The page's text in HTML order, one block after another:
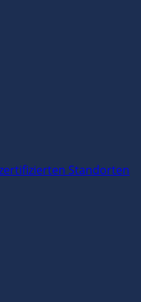
Standorten